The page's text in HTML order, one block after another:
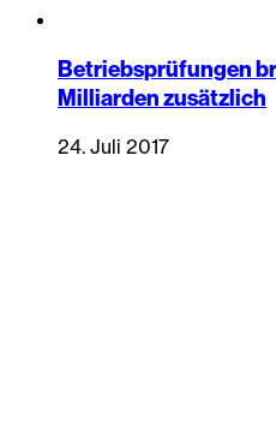
Betriebsprüfungen
Milliarden zusätzlich
24. Juli 2017